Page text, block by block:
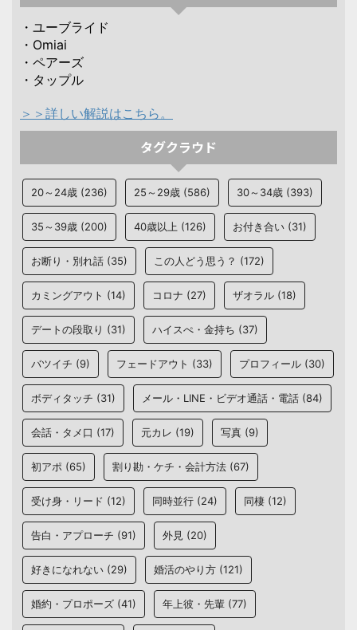
・ユーブライド
・Omiai
・ペアーズ
・タップル
＞＞詳しい解説はこちら。
タグクラウド
20～24歳 (236) 25～29歳 (586) 30～34歳 (393)
35～39歳 (200) 40歳以上 (126) お付き合い (31)
お断り・別れ話 (35) この人どう思う？ (172)
カミングアウト (14) コロナ (27) ザオラル (18)
デートの段取り (31) ハイスぺ・金持ち (37)
バツイチ (9) フェードアウト (33) プロフィール (30)
ボディタッチ (31) メール・LINE・ビデオ通話・電話 (84)
会話・タメ口 (17) 元カレ (19) 写真 (9)
初アポ (65) 割り勘・ケチ・会計方法 (67)
受け身・リード (12) 同時並行 (24) 同棲 (12)
告白・アプローチ (91) 外見 (20)
好きになれない (29) 婚活のやり方 (121)
婚約・プロポーズ (41) 年上彼・先輩 (77)